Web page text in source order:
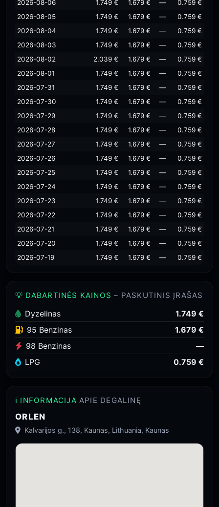
2026-08-06 1.749 € 1.679 € —
0.759 €
2026-08-05
1.749 € 1.679 € —
0.759 €
2026-08-04
1.749 € 1.679 € —
0.759 €
2026-08-03
1.749 € 1.679 € —
0.759 €
2026-08-02
2.039 € 1.679 € —
0.759 €
2026-08-01
1.749 € 1.679 € —
0.759 €
2026-07-31
1.749 € 1.679 € —
0.759 €
2026-07-30
1.749 € 1.679 € —
0.759 €
2026-07-29
1.749 € 1.679 € —
0.759 €
2026-07-28
1.749 € 1.679 € —
0.759 €
2026-07-27
1.749 € 1.679 € —
0.759 €
2026-07-26
1.749 € 1.679 € —
0.759 €
2026-07-25
1.749 € 1.679 € —
0.759 €
2026-07-24
1.749 € 1.679 € —
0.759 €
2026-07-23
1.749 € 1.679 € —
0.759 €
2026-07-22
1.749 € 1.679 € —
0.759 €
2026-07-21
1.749 € 1.679 € —
0.759 €
2026-07-20
1.749 € 1.679 € —
0.759 €
2026-07-19
1.749 € 1.679 € — 0.759 €
💡 DABARTINĖS KAINOS – PASKUTINIS ĮRAŠAS
Dyzelinas
1.749 €
95 Benzinas
1.679 €
98 Benzinas
—
LPG
0.759 €
ℹ️ INFORMACIJA APIE DEGALINĘ
ORLEN
Kalvarijos g., 138, Kaunas, Lithuania, Kaunas